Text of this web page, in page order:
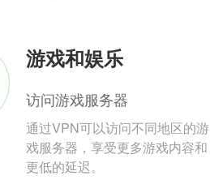
游戏和娱乐
访问游戏服务器
通过VPN可以访问不同地区的游
戏服务器，享受更多游戏内容和
更低的延迟。